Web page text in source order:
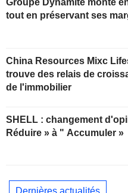
Groupe Dynamite monte
tout en préservant ses
China Resources Mixc
trouve des relais de
de l'immobilier
SHELL : changement d'opinion, de "
Réduire » à " Accumuler »
Dernières actualités